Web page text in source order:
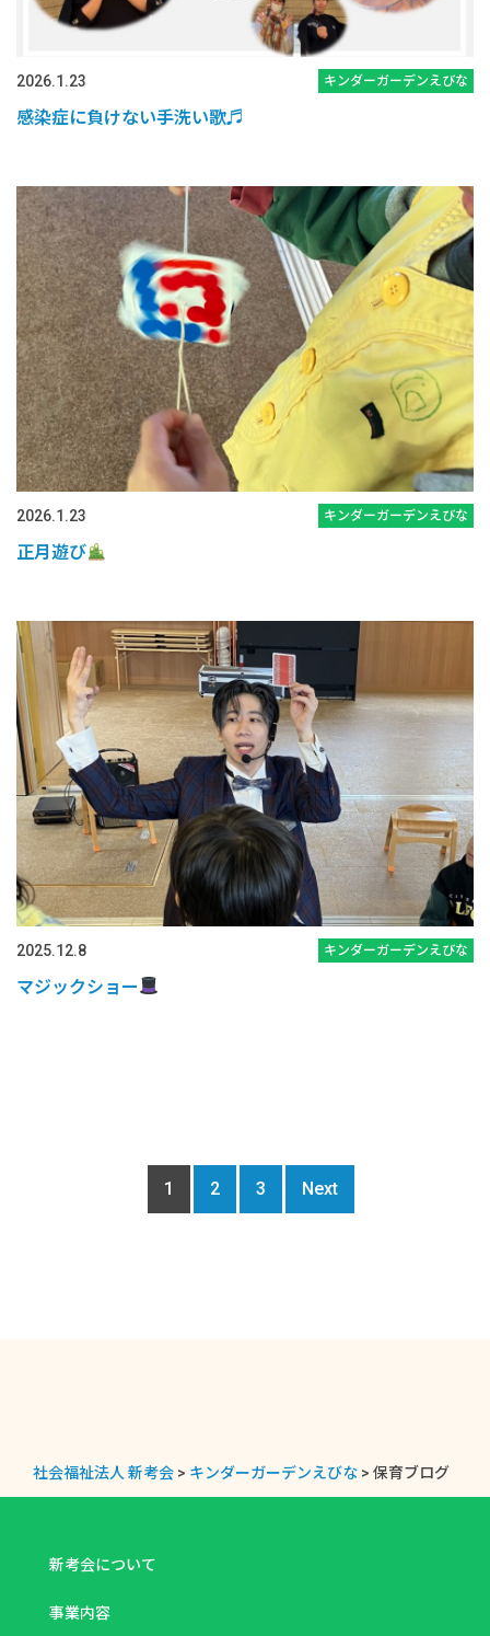
2026.1.23 キンダーガーデンえびな
感染症に負けない手洗い歌♬
2026.1.23 キンダーガーデンえびな
正月遊び
2025.12.8 キンダーガーデンえびな
マジックショー
1 2 3 Next
社会福祉法人 新考会 > キンダーガーデンえびな > 保育ブログ
新考会について
事業内容